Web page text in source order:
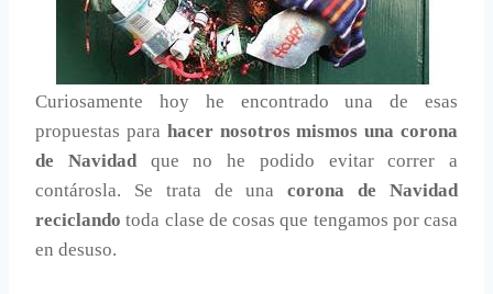
Curiosamente hoy he encontrado una de esas
propuestas para hacer nosotros mismos una corona
de Navidadque no he podido evitar correr a
contárosla. Se trata de unacorona de Navidad
reciclandotoda clase de cosas que tengamos por casa
en desuso.